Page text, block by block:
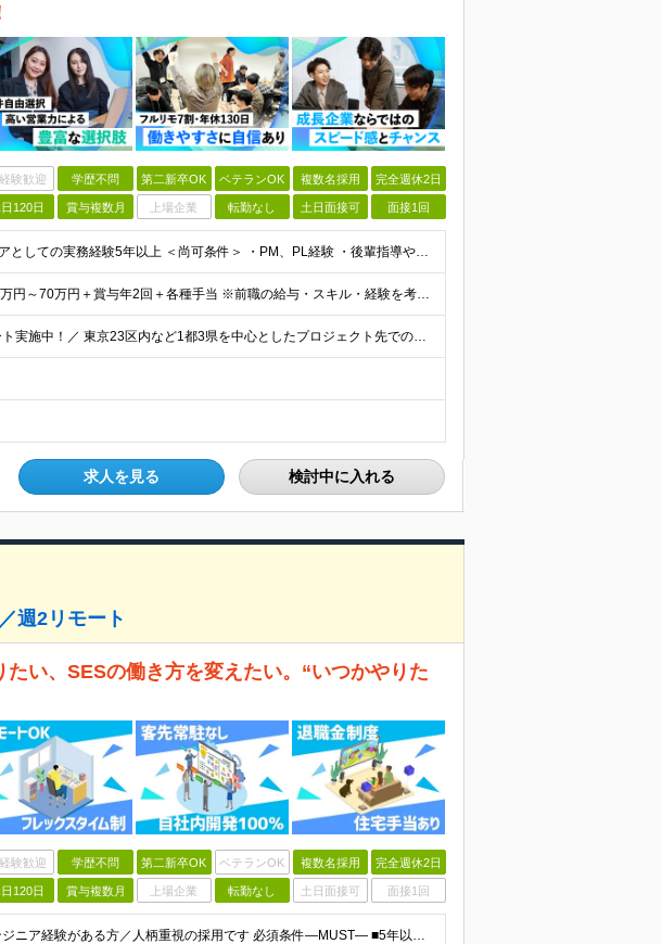
験歓迎 学歴不問 第二新卒OK ベテランOK 複数名採用 完全週休2日
120日 賞与複数月 上場企業 転勤なし 土日面接可 面接1回
＜必須条件＞ ・エンジニアとしての実務経験5年以上 ＜尚可条件＞ ・PM、PL経験 ・後輩指導やチームリーダーなど、何らかのリード経験 ※リーダー未経験の方のご応募も大歓迎です！ポテンシャル採用を
【前職給与保証】 月給35万円～70万円＋賞与年2回＋各種手当 ※前職の給与・スキル・経験を考慮の上、決定いたします。 ※月給には固定残業代（月30時間分／5万円～10万円）を含みます。超過分は別途
＼社員の7割がフルリモート実施中！／ 東京23区内など1都3県を中心としたプロジェクト先での勤務となります。 ※勤務地は希望を考慮します ≪本社≫ 東京都渋谷区恵比寿南1丁目3番7号 隅越ビル5階
求人を見る 検討中に入れる
週2リモート
い、SESの働き方を変えたい。“いつかやりた
験歓迎 学歴不問 第二新卒OK ベテランOK 複数名採用 完全週休2日
120日 賞与複数月 上場企業 転勤なし 土日面接可 面接1回
◇学歴不問◇5年以上エンジニア経験がある方／人柄重視の採用です 必須条件―MUST― ■5年以上エンジニア経験がある方 ■C#、Java、Node.js、VB.NETを使った実務経験がある方 《